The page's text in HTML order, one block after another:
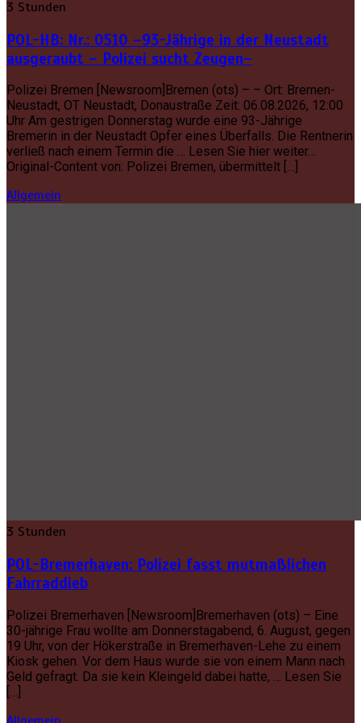
3 Stunden
POL-HB: Nr.: 0510 –93-Jährige in der Neustadt
ausgeraubt – Polizei sucht Zeugen–
Polizei Bremen [Newsroom]Bremen (ots) – – Ort: Bremen-
Neustadt, OT Neustadt, Donaustraße Zeit: 06.08.2026, 12:00
Uhr Am gestrigen Donnerstag wurde eine 93-Jährige
Bremerin in der Neustadt Opfer eines Überfalls. Die Rentnerin
verließ nach einem Termin die … Lesen Sie hier weiter…
Original-Content von: Polizei Bremen, übermittelt […]
Allgemein
3 Stunden
POL-Bremerhaven: Polizei fasst mutmaßlichen
Fahrraddieb
Polizei Bremerhaven [Newsroom]Bremerhaven (ots) – Eine
30-jährige Frau wollte am Donnerstagabend, 6. August, gegen
19 Uhr, von der Hökerstraße in Bremerhaven-Lehe zu einem
Kiosk gehen. Vor dem Haus wurde sie von einem Mann nach
Geld gefragt. Da sie kein Kleingeld dabei hatte, … Lesen Sie